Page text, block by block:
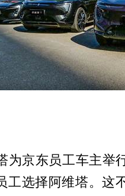
为京东员工车主举
工选择阿维塔。这